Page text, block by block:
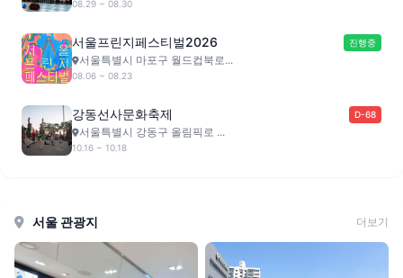
08.29 ~ 08.30
서울프린지페스티벌2026 진행중
서울특별시 마포구 월드컵북로...
08.06 ~ 08.23
강동선사문화축제 D-68
서울특별시 강동구 올림픽로 ...
10.16 ~ 10.18
서울 관광지 더보기